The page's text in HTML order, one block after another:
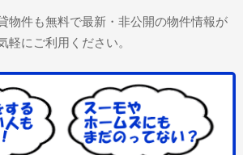
物件も無料で最新・非公開の物件情報が
軽にご利用ください。